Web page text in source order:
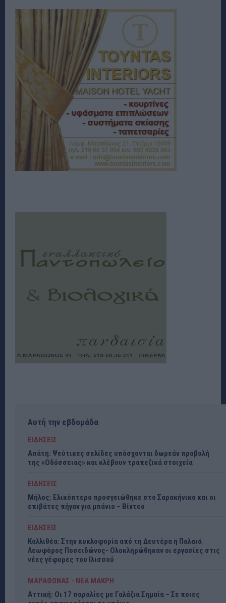
Αυτή την εβδομάδα
ΕΙΔΗΣΕΙΣ
Απάτη: Ψεύτικες σελίδες υπόσχονται δωρεάν προβολή
της «Οδύσσειας» και κλέβουν τραπεζικά στοιχεία
ΕΙΔΗΣΕΙΣ
Μήλος: Ελικόπτερο προσγειώθηκε στο Σαρακήνικο και οι
επιβάτες πήγαν για μπάνιο – Βίντεο
ΕΙΔΗΣΕΙΣ
Καλλιθέα: Στην κυκλοφορία από τη Δευτέρα η Παλαιά
Λεωφόρος Ποσειδώνος- Ολοκληρώθηκαν οι εργασίες στις
νέες γέφυρες του Ιλισσού
ΜΑΡΑΘΩΝΑΣ - ΝΕΑ ΜΑΚΡΗ
Αττική: Οι 17 παραλίες με Γαλάζια Σημαία – Σε ποιες